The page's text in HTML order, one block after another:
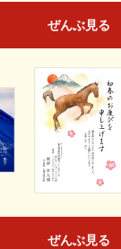
ぜんぶ見る
ぜんぶ見る